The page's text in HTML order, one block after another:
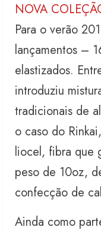
NOVA
Para o verão
lançamentos –
elastizados.
introduziu
tradicionais de
o caso do
liocel, fibra que
peso de 10oz,
confecção de
Ainda como